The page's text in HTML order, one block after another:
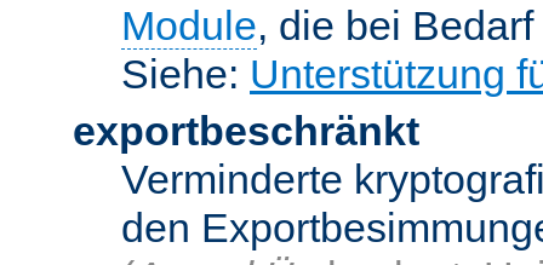
Module, die bei
Siehe: Unterstützung
exportbeschränkt
Verminderte
den